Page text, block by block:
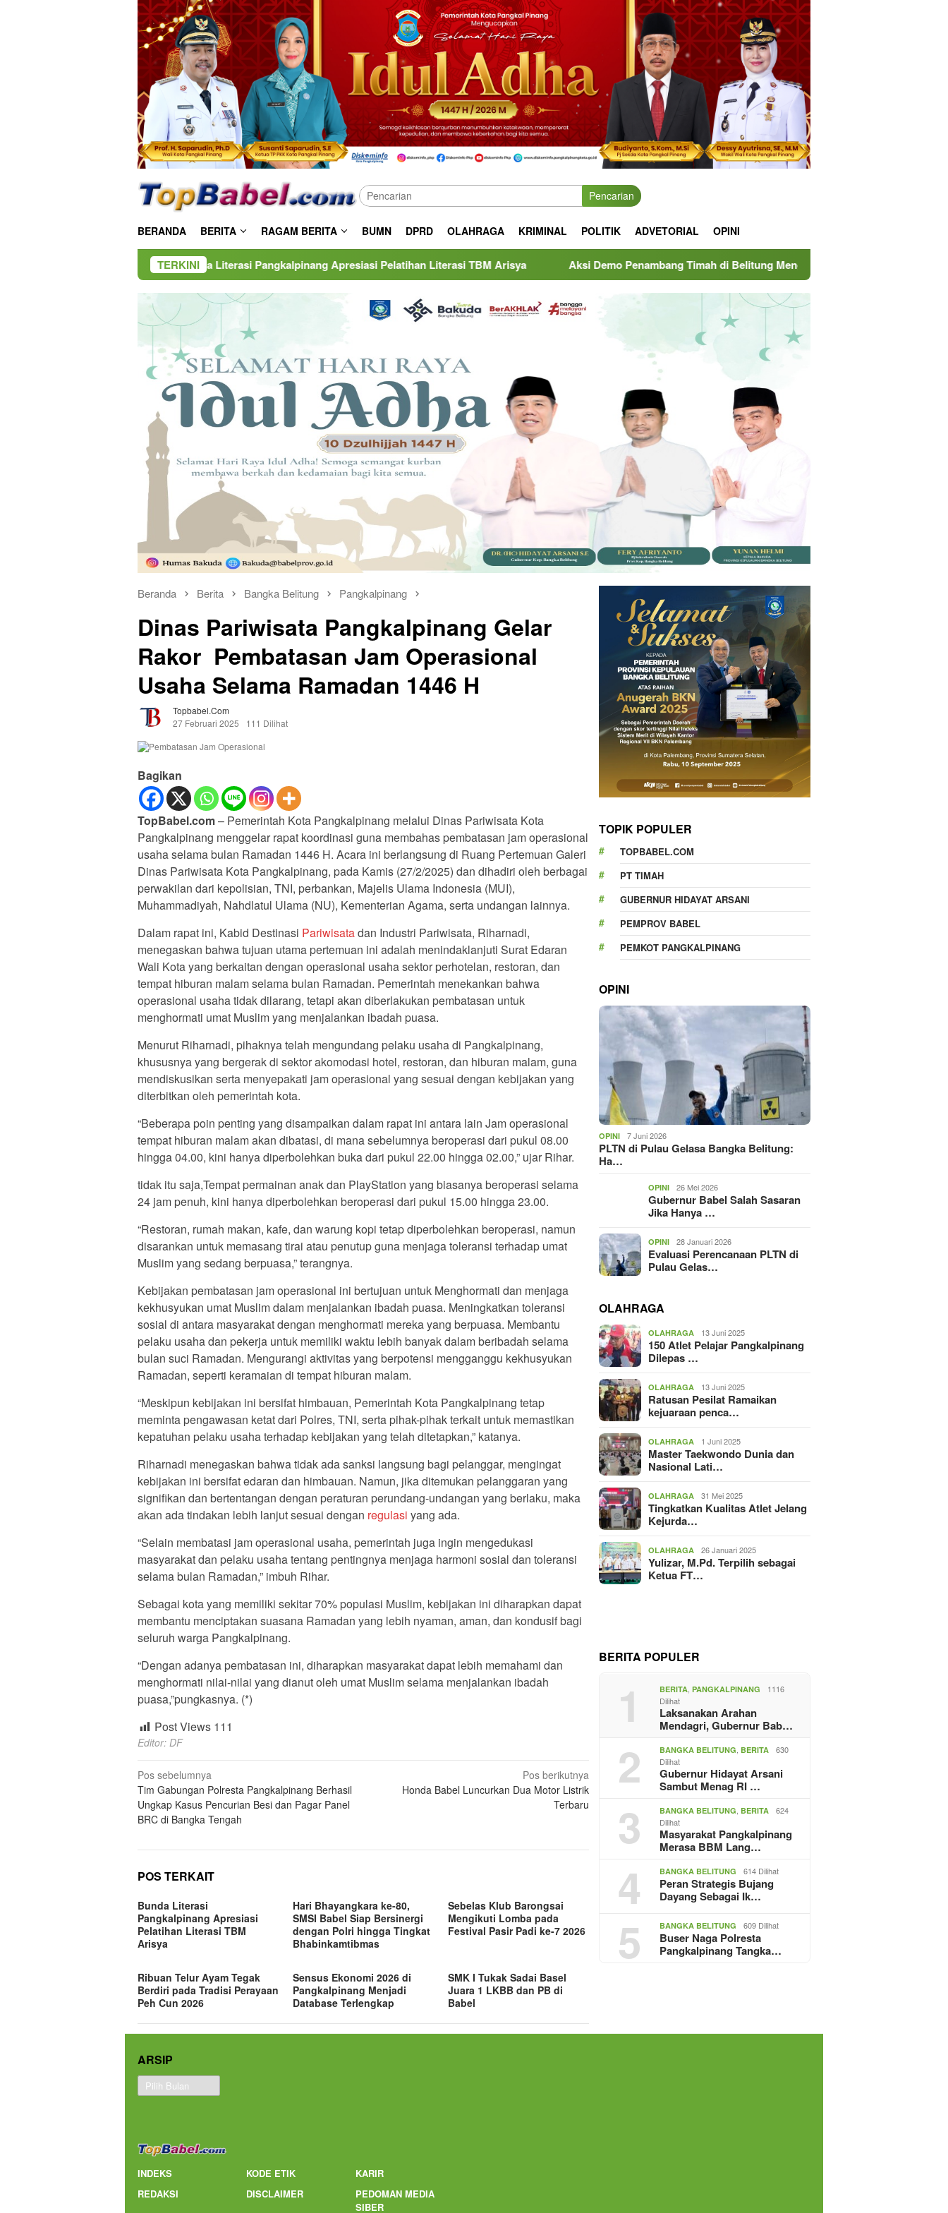
Loncat
konten
Pencarian
BERANDA BERITA RAGAM BERITA BUMN DPRD OLAHRAGA KRIMINAL POLITIK ADVETORIAL OPINI
TERKINI
Bunda Literasi Pangkalpinang Apresiasi Pelatihan Literasi TBM Arisya Aksi Demo Penambang Timah di Belitung Mengemuka, Ketua Komisi XII DPR Bambang
Beranda Berita Bangka Belitung Pangkalpinang
Dinas Pariwisata Pangkalpinang Gelar
Rakor Pembatasan Jam Operasional
Usaha Selama Ramadan 1446 H
Topbabel.com
27 Februari 2025
111 Dilihat
Bagikan
TopBabel.com– Pemerintah Kota Pangkalpinang melalui Dinas Pariwisata Kota
Pangkalpinang menggelar rapat koordinasi guna membahas pembatasan jam operasional
usaha selama bulan Ramadan 1446 H. Acara ini berlangsung di Ruang Pertemuan Galeri
Dinas Pariwisata Kota Pangkalpinang, pada Kamis (27/2/2025) dan dihadiri oleh berbagai
perwakilan dari kepolisian, TNI, perbankan, Majelis Ulama Indonesia (MUI),
Muhammadiyah, Nahdlatul Ulama (NU), Kementerian Agama, serta undangan lainnya.
Dalam rapat ini, Kabid Destinasi Pariwisatadan Industri Pariwisata, Riharnadi,
menegaskan bahwa tujuan utama pertemuan ini adalah menindaklanjuti Surat Edaran
Wali Kota yang berkaitan dengan operasional usaha sektor perhotelan, restoran, dan
tempat hiburan malam selama bulan Ramadan. Pemerintah menekankan bahwa
operasional usaha tidak dilarang, tetapi akan diberlakukan pembatasan untuk
menghormati umat Muslim yang menjalankan ibadah puasa.
Menurut Riharnadi, pihaknya telah mengundang pelaku usaha di Pangkalpinang,
khususnya yang bergerak di sektor akomodasi hotel, restoran, dan hiburan malam, guna
mendiskusikan serta menyepakati jam operasional yang sesuai dengan kebijakan yang
diterbitkan oleh pemerintah kota.
“Beberapa poin penting yang disampaikan dalam rapat ini antara lain Jam operasional
tempat hiburan malam akan dibatasi, di mana sebelumnya beroperasi dari pukul 08.00
hingga 04.00, kini hanya diperbolehkan buka dari pukul 22.00 hingga 02.00,” ujar Rihar.
tidak itu saja,Tempat permainan anak dan PlayStation yang biasanya beroperasi selama
24 jam penuh, kini hanya diperbolehkan beroperasi dari pukul 15.00 hingga 23.00.
“Restoran, rumah makan, kafe, dan warung kopi tetap diperbolehkan beroperasi, namun
disarankan untuk memasang tirai atau penutup guna menjaga toleransi terhadap umat
Muslim yang sedang berpuasa,” terangnya.
Kebijakan pembatasan jam operasional ini bertujuan untuk Menghormati dan menjaga
kekhusyukan umat Muslim dalam menjalankan ibadah puasa. Meningkatkan toleransi
sosial di antara masyarakat dengan menghormati mereka yang berpuasa. Membantu
pelaku usaha dan pekerja untuk memiliki waktu lebih banyak dalam beribadah selama
bulan suci Ramadan. Mengurangi aktivitas yang berpotensi mengganggu kekhusyukan
Ramadan, seperti keramaian di tempat hiburan malam.
“Meskipun kebijakan ini bersifat himbauan, Pemerintah Kota Pangkalpinang tetap
meminta pengawasan ketat dari Polres, TNI, serta pihak-pihak terkait untuk memastikan
kepatuhan pelaku usaha terhadap kebijakan yang telah ditetapkan,” katanya.
Riharnadi menegaskan bahwa tidak ada sanksi langsung bagi pelanggar, mengingat
kebijakan ini bersifat edaran dan himbauan. Namun, jika ditemukan pelanggaran yang
signifikan dan bertentangan dengan peraturan perundang-undangan yang berlaku, maka
akan ada tindakan lebih lanjut sesuai dengan regulasi yang ada.
“Selain membatasi jam operasional usaha, pemerintah juga ingin mengedukasi
masyarakat dan pelaku usaha tentang pentingnya menjaga harmoni sosial dan toleransi
selama bulan Ramadan,” imbuh Rihar.
Sebagai kota yang memiliki sekitar 70% populasi Muslim, kebijakan ini diharapkan dapat
membantu menciptakan suasana Ramadan yang lebih nyaman, aman, dan kondusif bagi
seluruh warga Pangkalpinang.
“Dengan adanya pembatasan ini, diharapkan masyarakat dapat lebih memahami dan
menghormati nilai-nilai yang dianut oleh umat Muslim selama menjalankan ibadah
puasa,”pungkasnya. (*)
Post Views 111
Editor: DF
Navigasi
pos
Pos sebelumnya
Tim Gabungan Polresta Pangkalpinang Berhasil
Ungkap Kasus Pencurian Besi dan Pagar Panel
BRC di Bangka Tengah
Pos berikutnya
Honda Babel Luncurkan Dua Motor Listrik
Terbaru
POS TERKAIT
Bunda Literasi
Pangkalpinang Apresiasi
Pelatihan Literasi TBM
Arisya
Hari Bhayangkara ke-80,
SMSI Babel Siap Bersinergi
dengan Polri hingga Tingkat
Bhabinkamtibmas
Sebelas Klub Barongsai
Mengikuti Lomba pada
Festival Pasir Padi ke-7 2026
Ribuan Telur Ayam Tegak
Berdiri pada Tradisi Perayaan
Peh Cun 2026
Sensus Ekonomi 2026 di
Pangkalpinang Menjadi
Database Terlengkap
SMK I Tukak Sadai Basel
Juara 1 LKBB dan PB di
Babel
TOPIK POPULER
TOPBABEL.COM
PT TIMAH
GUBERNUR HIDAYAT ARSANI
PEMPROV BABEL
PEMKOT PANGKALPINANG
OPINI
OPINI 7 Juni 2026
PLTN di Pulau Gelasa Bangka Belitung:
Ha…
OPINI 26 Mei 2026
Gubernur Babel Salah Sasaran
Jika Hanya …
OPINI 28 Januari 2026
Evaluasi Perencanaan PLTN di
Pulau Gelas…
OLAHRAGA
OLAHRAGA 13 Juni 2025
150 Atlet Pelajar Pangkalpinang
Dilepas …
OLAHRAGA 13 Juni 2025
Ratusan Pesilat Ramaikan
kejuaraan penca…
OLAHRAGA 1 Juni 2025
Master Taekwondo Dunia dan
Nasional Lati…
OLAHRAGA 31 Mei 2025
Tingkatkan Kualitas Atlet Jelang
Kejurda…
OLAHRAGA 26 Januari 2025
Yulizar, M.Pd. Terpilih sebagai
Ketua FT…
BERITA POPULER
1 BERITA,PANGKALPINANG
1116
Dilihat
Laksanakan Arahan
Mendagri, Gubernur Bab…
2 BANGKA BELITUNG, BERITA
630
Dilihat
Gubernur Hidayat Arsani
Sambut Menag RI …
3 BANGKA BELITUNG, BERITA
624
Dilihat
Masyarakat Pangkalpinang
Merasa BBM Lang…
4 BANGKA BELITUNG 614 Dilihat
Peran Strategis Bujang
Dayang Sebagai Ik…
5 BANGKA BELITUNG 609 Dilihat
Buser Naga Polresta
Pangkalpinang Tangka…
ARSIP
Arsip
INDEKS KODE ETIK
KARIR
REDAKSI
DISCLAIMER
PEDOMAN MEDIA
SIBER